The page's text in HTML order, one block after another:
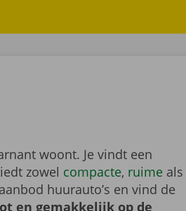
woont. Je vindt een
zowel compacte, ruimeals
huurauto’s en vind de
en gemakkelijk op de